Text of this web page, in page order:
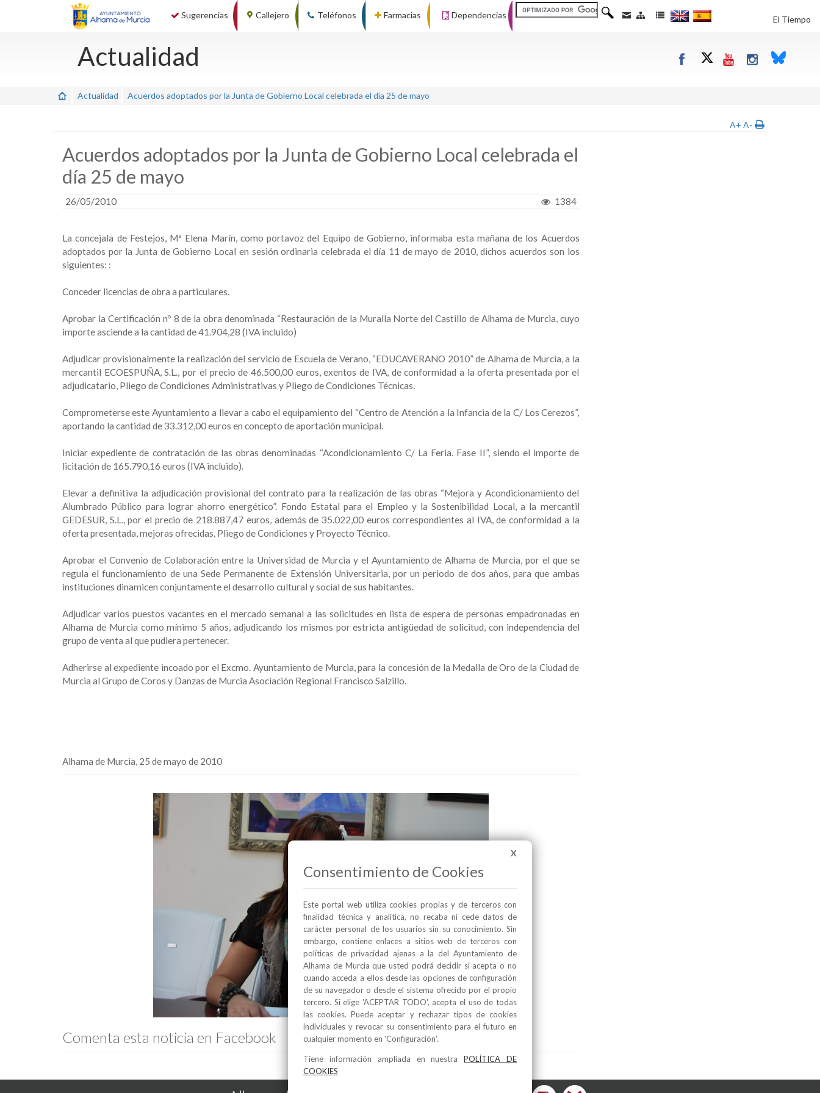
Sugerencias Callejero Teléfonos Farmacias Dependencias El Tiempo
Actualidad
Actualidad Acuerdos adoptados por la Junta de Gobierno Local celebrada el día 25 de mayo
A+ A-
Acuerdos adoptados por la Junta de Gobierno Local celebrada el
día 25 de mayo
26/05/2010 1384
La concejala de Festejos, Mª Elena Marín, como portavoz del Equipo de Gobierno, informaba esta mañana de los Acuerdos
adoptados por la Junta de Gobierno Local en sesión ordinaria celebrada el día 11 de mayo de 2010, dichos acuerdos son los
siguientes: :
Conceder licencias de obra a particulares.
Aprobar la Certificación nº 8 de la obra denominada “Restauración de la Muralla Norte del Castillo de Alhama de Murcia, cuyo
importe asciende a la cantidad de 41.904,28 (IVA incluido)
Adjudicar provisionalmente la realización del servicio de Escuela de Verano, “EDUCAVERANO 2010” de Alhama de Murcia, a la
mercantil ECOESPUÑA, S.L., por el precio de 46.500,00 euros, exentos de IVA, de conformidad a la oferta presentada por el
adjudicatario, Pliego de Condiciones Administrativas y Pliego de Condiciones Técnicas.
Comprometerse este Ayuntamiento a llevar a cabo el equipamiento del “Centro de Atención a la Infancia de la C/ Los Cerezos”,
aportando la cantidad de 33.312,00 euros en concepto de aportación municipal.
Iniciar expediente de contratación de las obras denominadas “Acondicionamiento C/ La Feria. Fase II”, siendo el importe de
licitación de 165.790,16 euros (IVA incluido).
Elevar a definitiva la adjudicación provisional del contrato para la realización de las obras “Mejora y Acondicionamiento del
Alumbrado Público para lograr ahorro energético”. Fondo Estatal para el Empleo y la Sostenibilidad Local, a la mercantil
GEDESUR, S.L., por el precio de 218.887,47 euros, además de 35.022,00 euros correspondientes al IVA, de conformidad a la
oferta presentada, mejoras ofrecidas, Pliego de Condiciones y Proyecto Técnico.
Aprobar el Convenio de Colaboración entre la Universidad de Murcia y el Ayuntamiento de Alhama de Murcia, por el que se
regula el funcionamiento de una Sede Permanente de Extensión Universitaria, por un periodo de dos años, para que ambas
instituciones dinamicen conjuntamente el desarrollo cultural y social de sus habitantes.
Adjudicar varios puestos vacantes en el mercado semanal a las solicitudes en lista de espera de personas empadronadas en
Alhama de Murcia como mínimo 5 años, adjudicando los mismos por estricta antigüedad de solicitud, con independencia del
grupo de venta al que pudiera pertenecer.
Adherirse al expediente incoado por el Excmo. Ayuntamiento de Murcia, para la concesión de la Medalla de Oro de la Ciudad de
Murcia al Grupo de Coros y Danzas de Murcia Asociación Regional Francisco Salzillo.
Alhama de Murcia, 25 de mayo de 2010
Comenta esta noticia en Facebook
X
Consentimiento de Cookies
Este portal web utiliza cookies propias y de terceros con
finalidad técnica y analítica, no recaba ni cede datos de
carácter personal de los usuarios sin su conocimiento. Sin
embargo, contiene enlaces a sitios web de terceros con
políticas de privacidad ajenas a la del Ayuntamiento de
Alhama de Murcia que usted podrá decidir si acepta o no
cuando acceda a ellos desde las opciones de configuración
de su navegador o desde el sistema ofrecido por el propio
tercero. Si elige 'ACEPTAR TODO', acepta el uso de todas
las cookies. Puede aceptar y rechazar tipos de cookies
individuales y revocar su consentimiento para el futuro en
cualquier momento en 'Configuración'.
Tiene información ampliada en nuestraPOLÍTICA DE
COOKIES